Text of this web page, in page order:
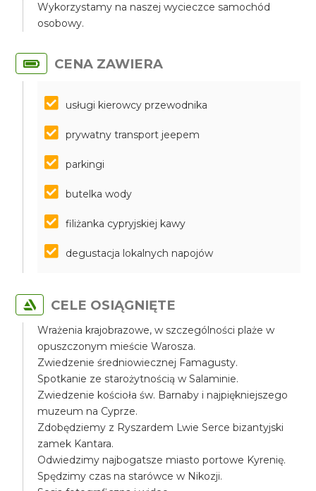
Wykorzystamy na naszej wycieczce samochód
osobowy.
CENA ZAWIERA
usługi kierowcy przewodnika
prywatny transport jeepem
parkingi
butelka wody
filiżanka cypryjskiej kawy
degustacja lokalnych napojów
CELE OSIĄGNIĘTE
Wrażenia krajobrazowe, w szczególności plaże w
opuszczonym mieście Warosza.
Zwiedzenie średniowiecznej Famagusty.
Spotkanie ze starożytnością w Salaminie.
Zwiedzenie kościoła św. Barnaby i najpiękniejszego
muzeum na Cyprze.
Zdobędziemy z Ryszardem Lwie Serce bizantyjski
zamek Kantara.
Odwiedzimy najbogatsze miasto portowe Kyrenię.
Spędzimy czas na starówce w Nikozji.